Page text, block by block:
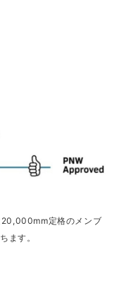
定格のメンブ
ます。